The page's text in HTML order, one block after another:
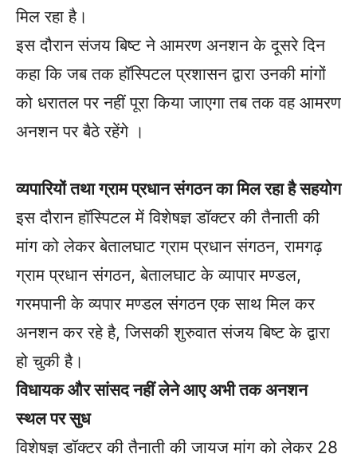
मिल रहा है।
इस दौरान संजय बिष्ट ने आमरण अनशन के दूसरे दिन
कहा कि जब तक हॉस्पिटल प्रशासन द्वारा उनकी मांगों
को धरातल पर नहीं पूरा किया जाएगा तब तक वह आमरण
अनशन पर बैठे रहेंगे ।
व्यपारियों तथा ग्राम प्रधान संगठन का मिल रहा है सहयोग
इस दौरान हॉस्पिटल में विशेषज्ञ डॉक्टर की तैनाती की
मांग को लेकर बेतालघाट ग्राम प्रधान संगठन, रामगढ़
ग्राम प्रधान संगठन, बेतालघाट के व्यापार मण्डल,
गरमपानी के व्यपार मण्डल संगठन एक साथ मिल कर
अनशन कर रहे है, जिसकी शुरुवात संजय बिष्ट के द्वारा
हो चुकी है।
विधायक और सांसद नहीं लेने आए अभी तक अनशन
स्थल पर सुध
विशेषज्ञ डॉक्टर की तैनाती की जायज मांग को लेकर 28